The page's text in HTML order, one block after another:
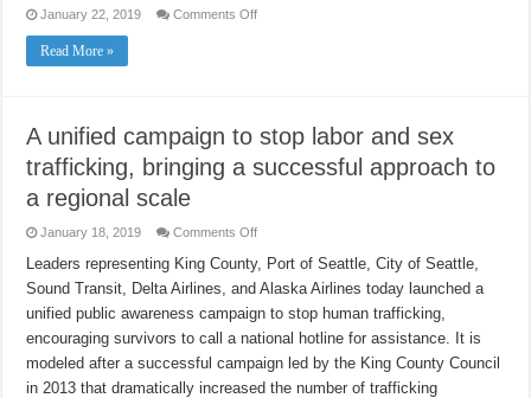
January 22, 2019 Comments Offon
9th
Read More »
A unified campaign to stop labor and sex
trafficking, bringing a successful approach to
a regional scale
January 18, 2019 Comments Offon
unified
campaign
to
labor
and
sex
trafficking,
bringing
a
Leaders representing King County, Port of Seattle, City of Seattle,
Sound Transit, Delta Airlines, and Alaska Airlines today launched a
unified public awareness campaign to stop human trafficking,
encouraging survivors to call a national hotline for assistance. It is
modeled after a successful campaign led by the King County Council
in 2013 that dramatically increased the number of trafficking